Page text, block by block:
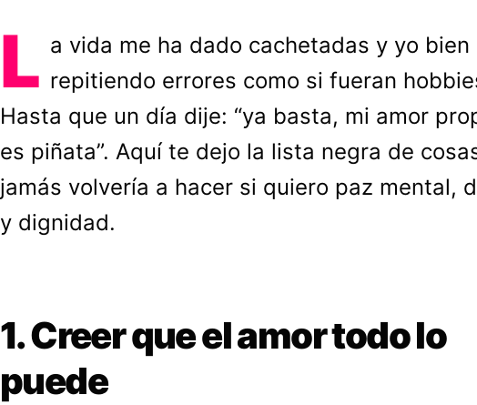
L a vida me ha dado cachetadas y yo bien
repitiendo errores como si fueran
Hasta que un día dije: “ya basta, mi amor
es piñata”. Aquí te dejo la lista negra de
jamás volvería a hacer si quiero paz mental,
y dignidad.
1. Creer que el amor todo lo
puede